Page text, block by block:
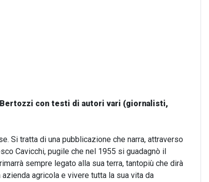
con testi di autori vari (giornalisti,
Si tratta di una pubblicazione che narra, attraverso
Cavicchi, pugile che nel 1955 si guadagnò il
sempre legato alla sua terra, tantopiù che dirà
agricola e vivere tutta la sua vita da